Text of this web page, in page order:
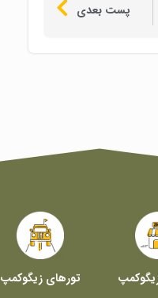
پست بعدی
تورهای زیگوکمپ